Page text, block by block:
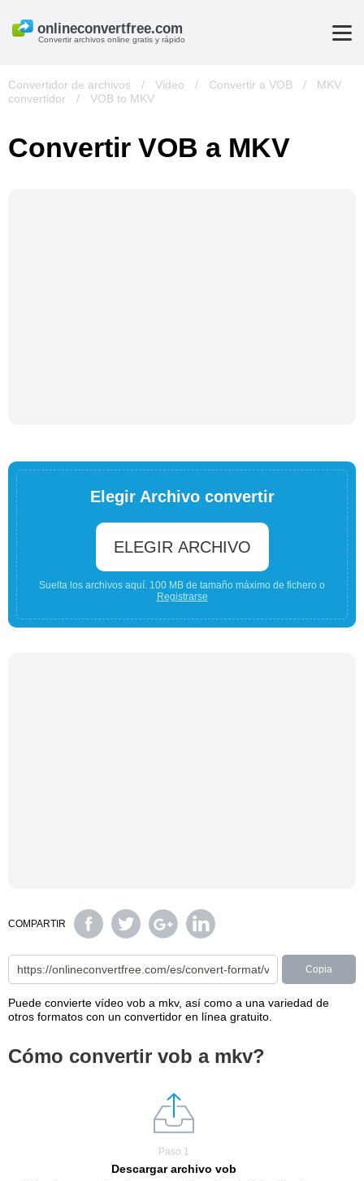
Convertir archivos online gratis y rápido
Convertidor de archivos / Video / Convertir a VOB /
MKV
convertidor
/ VOB to MKV
Convertir VOB a MKV
Elegir Archivo convertir
ELEGIR ARCHIVO
Suelta los archivos aquí. 100 MB de tamaño máximo de fichero o
Registrarse
COMPARTIR
Copia
Puede convierte vídeo vob a mkv, así como a una variedad de
otros formatos con un convertidor en línea gratuito.
Cómo convertir vob a mkv?
Paso 1
Descargar archivo vob